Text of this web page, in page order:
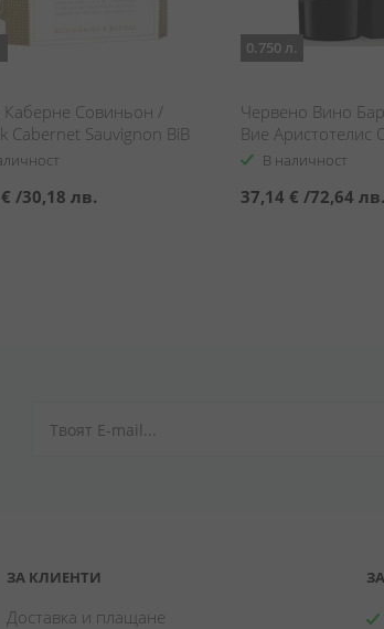
Каберне Совиньон /
Cabernet Sauvignon BiB
/30,18 лв.
0.750 л.
Червено Вино
Вие Аристотелис
wine Barrel
В наличност
37,14 € /72,64 лв.
ЗА КЛИЕНТИ
Доставка и плащане